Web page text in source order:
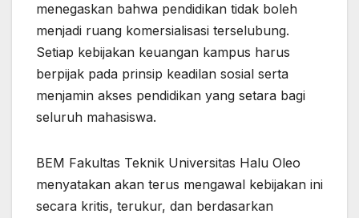
menegaskan bahwa pendidikan tidak boleh
menjadi ruang komersialisasi terselubung.
Setiap kebijakan keuangan kampus harus
berpijak pada prinsip keadilan sosial serta
menjamin akses pendidikan yang setara bagi
seluruh mahasiswa.
BEM Fakultas Teknik Universitas Halu Oleo
menyatakan akan terus mengawal kebijakan ini
secara kritis, terukur, dan berdasarkan